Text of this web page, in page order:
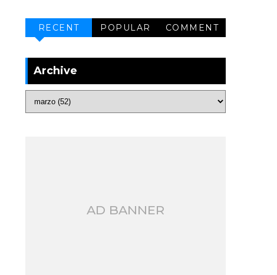
RECENT POPULAR COMMENT
Archive
AD BANNER